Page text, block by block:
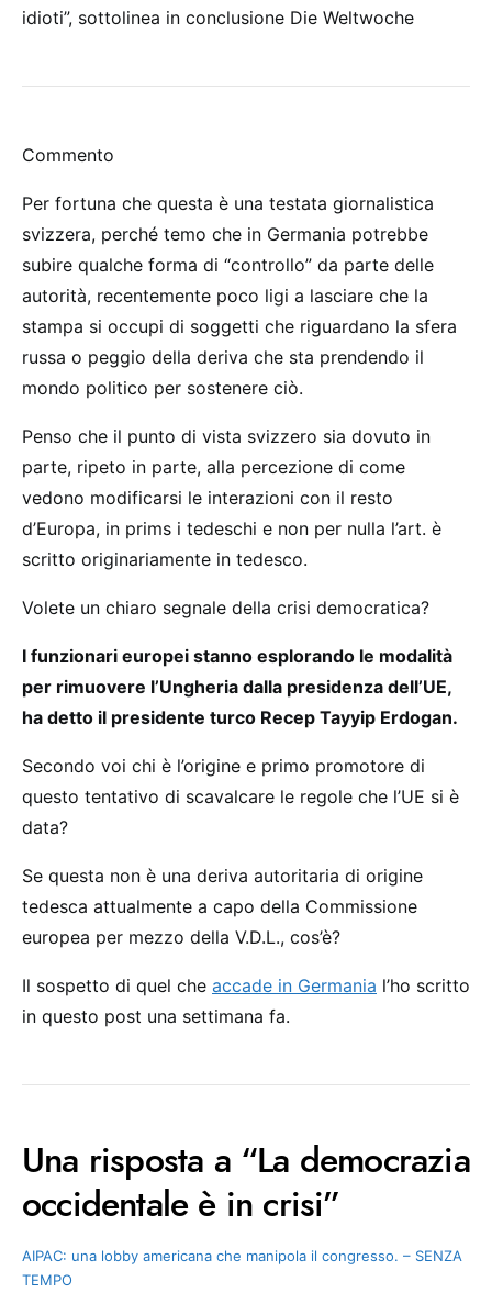
idioti”, sottolinea in conclusione Die Weltwoche
Commento
Per fortuna che questa è una testata giornalistica
svizzera, perché temo che in Germania potrebbe
subire qualche forma di “controllo” da parte delle
autorità, recentemente poco ligi a lasciare che la
stampa si occupi di soggetti che riguardano la sfera
russa o peggio della deriva che sta prendendo il
mondo politico per sostenere ciò.
Penso che il punto di vista svizzero sia dovuto in
parte, ripeto in parte, alla percezione di come
vedono modificarsi le interazioni con il resto
d’Europa, in prims i tedeschi e non per nulla l’art. è
scritto originariamente in tedesco.
Volete un chiaro segnale della crisi democratica?
I funzionari europei stanno esplorando le modalità
per rimuovere l’Ungheria dalla presidenza dell’UE,
ha detto il presidente turco Recep Tayyip Erdogan.
Secondo voi chi è l’origine e primo promotore di
questo tentativo di scavalcare le regole che l’UE si è
data?
Se questa non è una deriva autoritaria di origine
tedesca attualmente a capo della Commissione
europea per mezzo della V.D.L., cos’è?
Il sospetto di quel che accade in Germania l’ho scritto
in questo post una settimana fa.
Una risposta a “La democrazia
occidentale è in crisi”
AIPAC: una lobby americana che manipola il congresso. – SENZA
TEMPO